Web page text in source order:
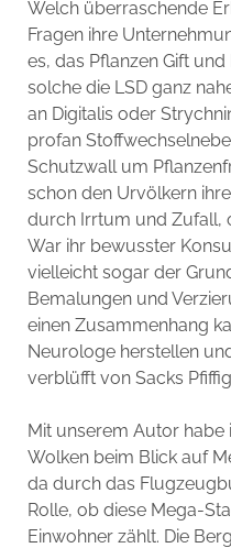
Welch überraschende
Fragen ihre
es, das Pflanzen Gift
solche die LSD ganz
an Digitalis oder
profan
Schutzwall um
schon den Urvölkern
durch Irrtum und Zufall,
War ihr bewusster
vielleicht sogar der
Bemalungen und
einen Zusammenhang
Neurologe herstellen
verblüfft von Sacks
Mit unserem Autor
Wolken beim Blick auf
da durch das
Rolle, ob diese Mega-
Einwohner zählt. Die